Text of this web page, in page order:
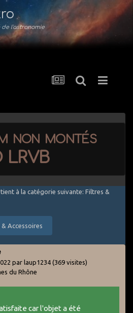
de l'astronomie
non montés
LRVB
à la catégorie suivante: Filtres &
Accessoires
par laup1234 (369 visites)
du Rhône
car l'objet a été